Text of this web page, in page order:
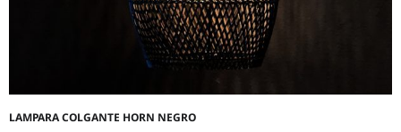
LAMPARA COLGANTE HORN NEGRO